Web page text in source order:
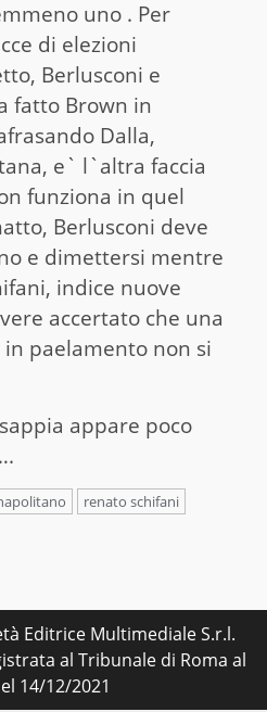
uno . Per
di elezioni
Berlusconi e
fatto Brown in
Dalla,
e` l`altra faccia
funziona in quel
Berlusconi deve
e dimettersi mentre
indice nuove
accertato che una
paelamento non si
appare poco
renato schifani
Editrice Multimediale S.r.l.
al Tribunale di Roma al
14/12/2021